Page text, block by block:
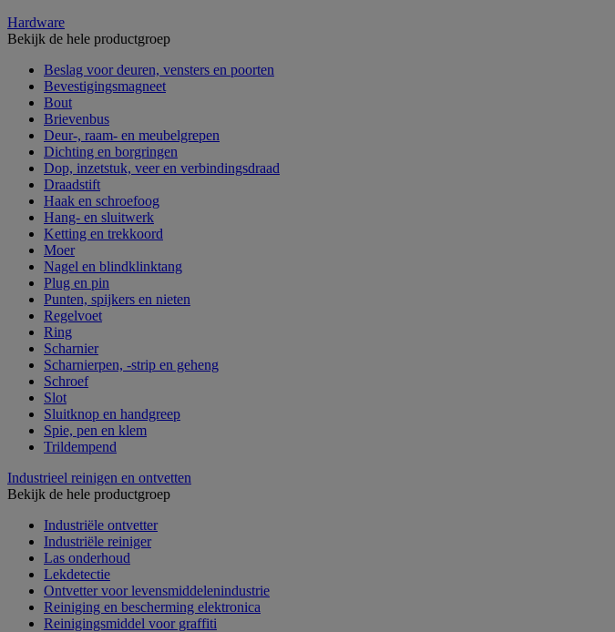
Hardware
Bekijk de hele productgroep
Beslag voor deuren, vensters en poorten
Bevestigingsmagneet
Bout
Brievenbus
Deur-, raam- en meubelgrepen
Dichting en borgringen
Dop, inzetstuk, veer en verbindingsdraad
Draadstift
Haak en schroefoog
Hang- en sluitwerk
Ketting en trekkoord
Moer
Nagel en blindklinktang
Plug en pin
Punten, spijkers en nieten
Regelvoet
Ring
Scharnier
Scharnierpen, -strip en geheng
Schroef
Slot
Sluitknop en handgreep
Spie, pen en klem
Trildempend
Industrieel reinigen en ontvetten
Bekijk de hele productgroep
Industriële ontvetter
Industriële reiniger
Las onderhoud
Lekdetectie
Ontvetter voor levensmiddelenindustrie
Reiniging en bescherming elektronica
Reinigingsmiddel voor graffiti